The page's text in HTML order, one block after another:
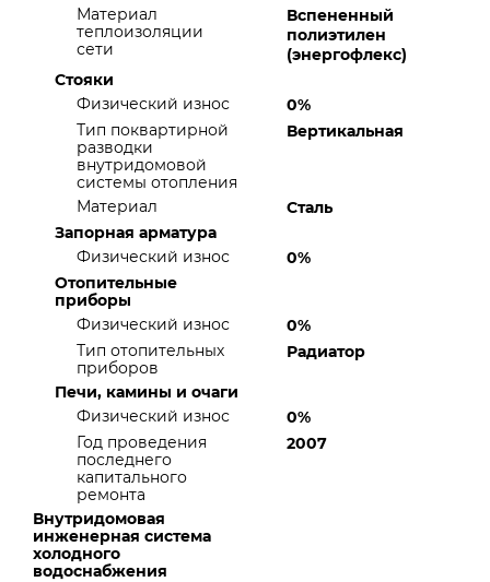
Материал
теплоизоляции
сети
Вспененный
полиэтилен
(энергофлекс)
Стояки
Физический износ
0%
Тип поквартирной
разводки
внутридомовой
системы отопления
Вертикальная
Материал
Сталь
Запорная арматура
Физический износ
0%
Отопительные
приборы
Физический износ
0%
Тип отопительных
приборов
Радиатор
Печи, камины и очаги
Физический износ
0%
Год проведения
последнего
капитального
ремонта
2007
Внутридомовая
инженерная система
холодного
водоснабжения